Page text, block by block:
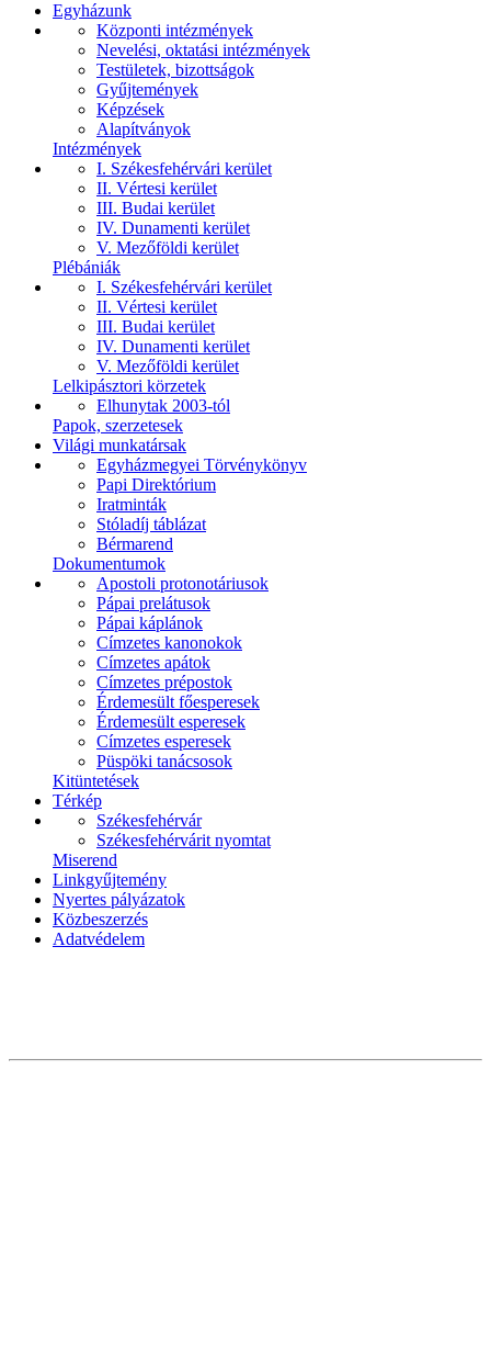
Egyházunk
Központi intézmények
Nevelési, oktatási intézmények
Testületek, bizottságok
Gyűjtemények
Képzések
Alapítványok
Intézmények
I. Székesfehérvári kerület
II. Vértesi kerület
III. Budai kerület
IV. Dunamenti kerület
V. Mezőföldi kerület
Plébániák
I. Székesfehérvári kerület
II. Vértesi kerület
III. Budai kerület
IV. Dunamenti kerület
V. Mezőföldi kerület
Lelkipásztori körzetek
Elhunytak 2003-tól
Papok, szerzetesek
Világi munkatársak
Egyházmegyei Törvénykönyv
Papi Direktórium
Iratminták
Stóladíj táblázat
Bérmarend
Dokumentumok
Apostoli protonotáriusok
Pápai prelátusok
Pápai káplánok
Címzetes kanonokok
Címzetes apátok
Címzetes prépostok
Érdemesült főesperesek
Érdemesült esperesek
Címzetes esperesek
Püspöki tanácsosok
Kitüntetések
Térkép
Székesfehérvár
Székesfehérvárit nyomtat
Miserend
Linkgyűjtemény
Nyertes pályázatok
Közbeszerzés
Adatvédelem